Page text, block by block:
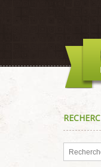
Rechercher